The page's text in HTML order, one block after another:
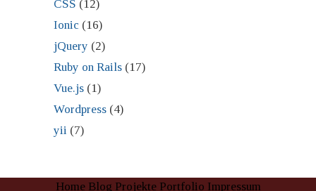
CSS (12)
Ionic (16)
jQuery (2)
Ruby on Rails(17)
Vue.js(1)
Wordpress(4)
yii(7)
Home Blog Projekte Portfolio Impressum